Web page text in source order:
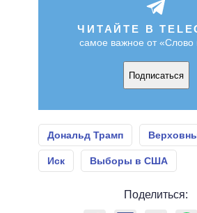
ЧИТАЙТЕ В
самое важное от «Слово
Подписаться
Дональд Трамп
Иск Выборы в США
Поделиться: